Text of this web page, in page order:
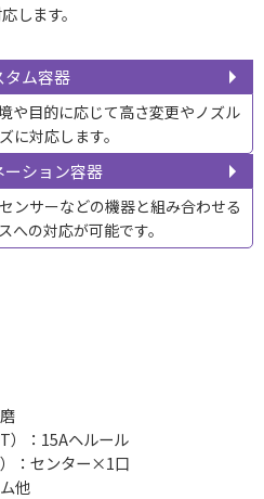
します。
タム容器
や目的に応じて高さ変更やノズル
に対応します。
ーション容器
ンサーなどの機器と組み合わせる
への対応が可能です。
）：15Aヘルール
：センター×1口
他